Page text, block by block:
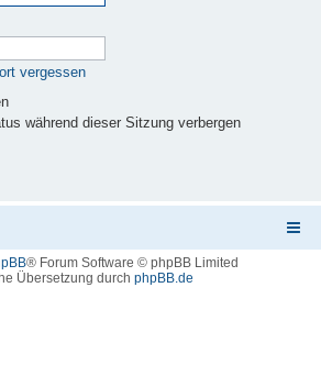
vergessen
während dieser Sitzung verbergen
® Forum Software © phpBB Limited
Übersetzung durch phpBB.de